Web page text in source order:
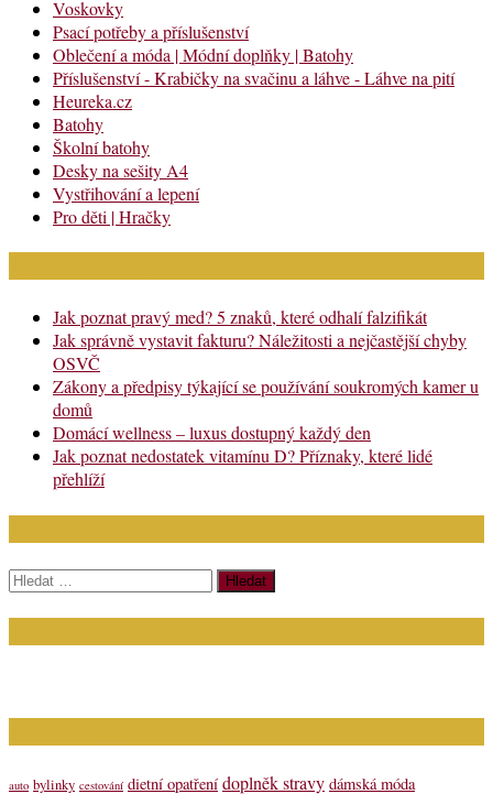
Voskovky
Psací potřeby a příslušenství
Oblečení a móda | Módní doplňky | Batohy
Příslušenství - Krabičky na svačinu a láhve - Láhve na pití
Heureka.cz
Batohy
Školní batohy
Desky na sešity A4
Vystřihování a lepení
Pro děti | Hračky
Jak poznat pravý med? 5 znaků, které odhalí falzifikát
Jak správně vystavit fakturu? Náležitosti a nejčastější chyby
OSVČ
Zákony a předpisy týkající se používání soukromých kamer u
domů
Domácí wellness – luxus dostupný každý den
Jak poznat nedostatek vitamínu D? Příznaky, které lidé
přehlíží
Vyhledávání
auto bylinky cestování dietní opatření doplněk stravy dámská móda